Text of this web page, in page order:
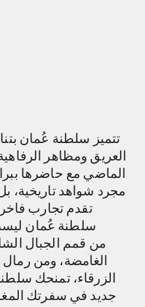
تتميز سلطنة عُمان
العريق ومظاهر
الماضي مع حاضرها
مجرد شواهد تاريخية،
تقدم تجارب
سلطنة عُمان
من قمم الجبال
الغامضة، ومن رمال
الزرقاء، تمنحك
جديد في سفرتك